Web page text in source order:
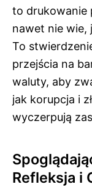
to drukowanie
nawet nie wie,
To
przejścia na
waluty, aby
jak korupcja i
wyczerpują
Refleksja i